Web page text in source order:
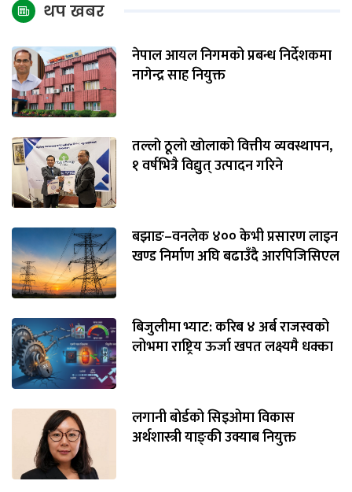
थप खबर
नेपाल आयल निगमको प्रबन्ध निर्देशकमा
नागेन्द्र साह नियुक्त
तल्लाे ठूलाे खाेलाको वित्तीय व्यवस्थापन,
१ वर्षभित्रै विद्युत् उत्पादन गरिने
बझाङ–वनलेक ४०० केभी प्रसारण लाइन
खण्ड निर्माण अघि बढाउँदै आरपिजिसिएल
बिजुलीमा भ्याट: करिब ४ अर्ब राजस्वको
लोभमा राष्ट्रिय ऊर्जा खपत लक्ष्यमै धक्का
लगानी बोर्डको सिइओमा विकास
अर्थशास्त्री याङ्‌की उक्याब नियुक्त